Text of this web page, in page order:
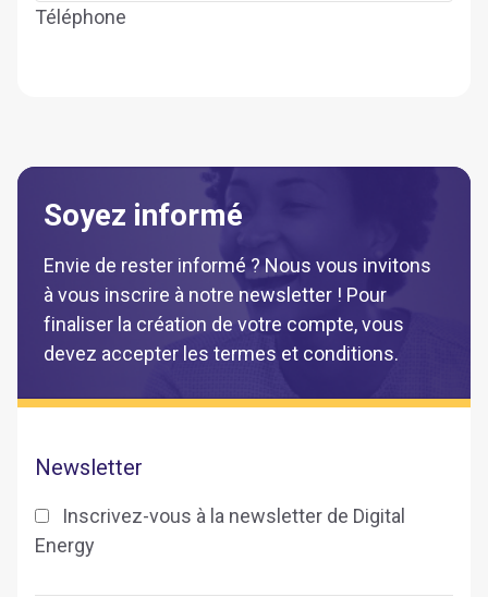
Téléphone
Soyez informé
Envie de rester informé ? Nous vous invitons
à vous inscrire à notre newsletter ! Pour
finaliser la création de votre compte, vous
devez accepter les termes et conditions.
Newsletter
Inscrivez-vous à la newsletter de Digital
Energy